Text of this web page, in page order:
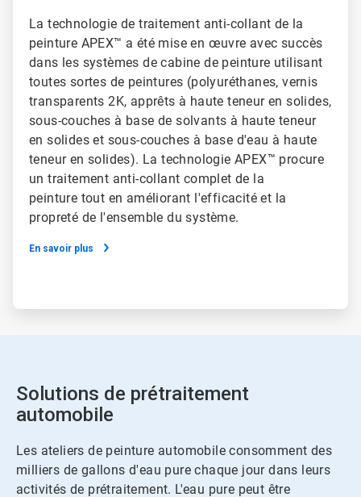
La technologie de traitement anti-collant de la
peinture APEX™ a été mise en œuvre avec succès
dans les systèmes de cabine de peinture utilisant
toutes sortes de peintures (polyuréthanes, vernis
transparents 2K, apprêts à haute teneur en solides,
sous-couches à base de solvants à haute teneur
en solides et sous-couches à base d'eau à haute
teneur en solides). La technologie APEX™ procure
un traitement anti-collant complet de la
peinture tout en améliorant l'efficacité et la
propreté de l'ensemble du système.
En savoir plus
Solutions de prétraitement
automobile
Les ateliers de peinture automobile consomment des
milliers de gallons d'eau pure chaque jour dans leurs
activités de prétraitement. L'eau pure peut être